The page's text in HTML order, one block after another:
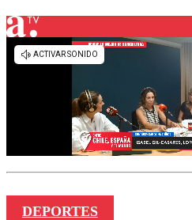
DEPORTES